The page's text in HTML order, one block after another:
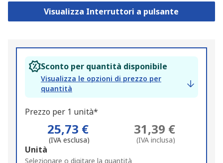
Visualizza Interruttori a pulsante
Sconto per quantità disponibile
Visualizza le opzioni di prezzo per
quantità
Prezzo per 1 unità*
25,73 €
(IVA esclusa)
31,39 €
(IVA inclusa)
Add
Unità
Selezionare o digitare la quantità